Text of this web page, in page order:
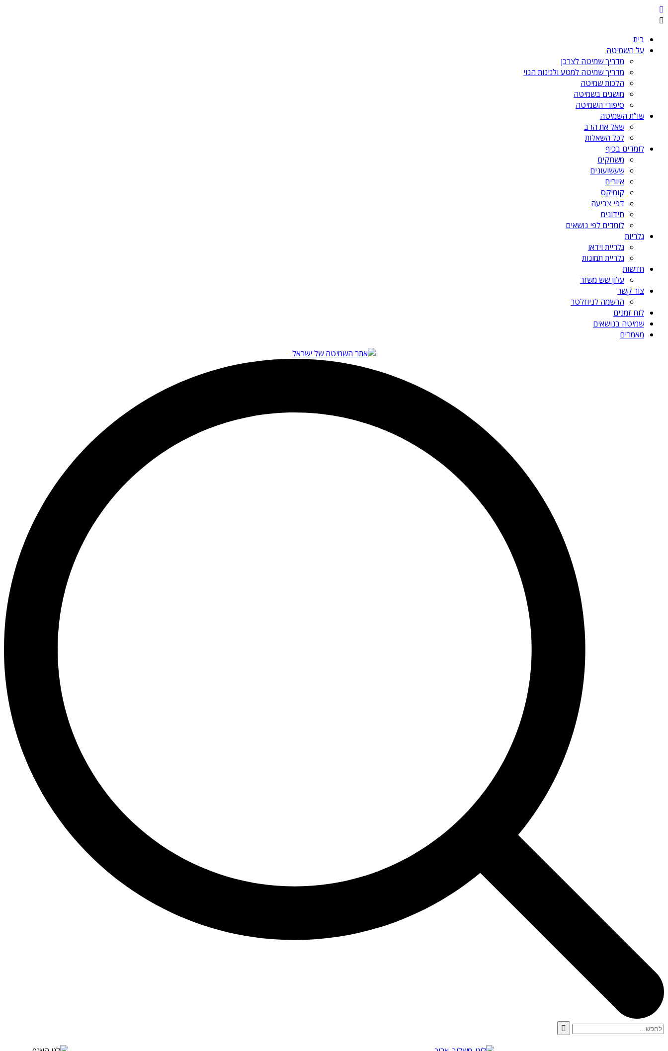
בית
על השמיטה
מדריך שמיטה לצרכן
מדריך שמיטה למטע ולגינות הנוי
הלכות שמיטה
מושגים בשמיטה
סיפורי השמיטה
שו”ת השמיטה
שאל את הרב
לכל השאלות
לומדים בכיף
משחקים
שעשועונים
איורים
קומיקס
דפי צביעה
חידונים
לומדים לפי נושאים
גלריות
גלריית וידאו
גלריית תמונות
חדשות
עלון שש משזר
צור קשר
הרשמה לניוזלטר
לוח זמנים
שמיטה בנושאים
מאמרים